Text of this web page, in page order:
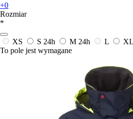
+0
Rozmiar
*
XS S 24h M 24h L XL
To pole jest wymagane